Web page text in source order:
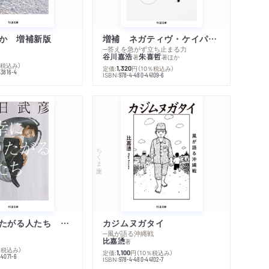
増補新版
込み）
4
増補 ネガティヴ・ケイパビリティで生きる
─答えを急がず立ち止まる力
谷川嘉浩著朱喜哲著ほか
定価:1,320円 （10％税込み）
ISBN:978-4-480-44109-6
不幸になりたがる人たち 増補新版
込み）
6
ちくま文庫
カジムヌガタイ
─風が語る沖縄戦
比嘉慂著
定価:1,100円 （10％税込み）
ISBN:978-4-480-44102-7